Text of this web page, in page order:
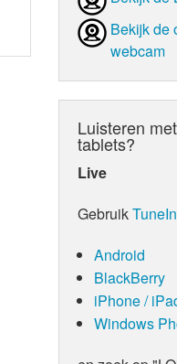
Bekijk de
webcam
Luisteren
tablets?
Live
GebruikTuneIn
Android
BlackBerry
iPhone /
Windows